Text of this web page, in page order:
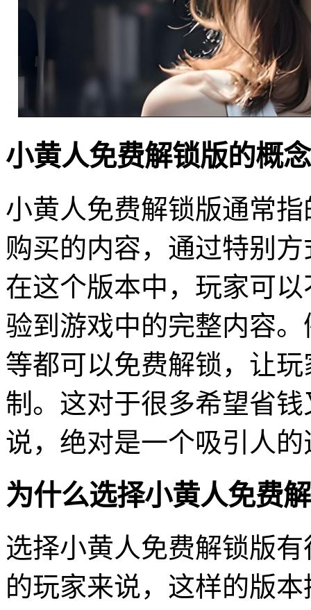
小黄人免费解锁版的概
小黄人免费解锁版通常
购买的内容，通过特别
在这个版本中，玩家可
验到游戏中的完整内容
等都可以免费解锁，让
制。这对于很多希望省
说，绝对是一个吸引人的
为什么选择小黄人免费
选择小黄人免费解锁版
的玩家来说，这样的版